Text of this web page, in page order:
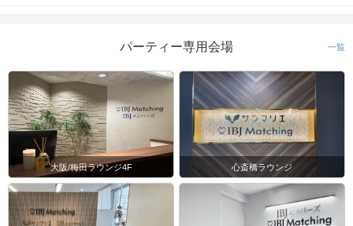
開催場所
LOKAL HOUSE（voco 大阪セントラル
大阪メトロ【肥後橋駅】から徒歩3分
大阪府大阪府大阪市西区京町堀1-7-1
マップ・アクセス案内を見る
パーティー専用会場 一覧
大阪/梅田ラウンジ4F 心斎橋ラウンジ